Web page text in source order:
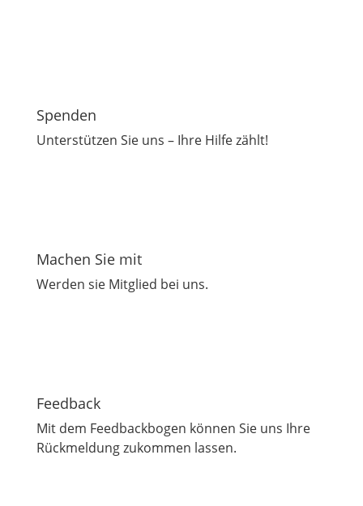
Spenden
Unterstützen Sie uns – Ihre Hilfe zählt!
Machen Sie mit
Werden sie Mitglied bei uns.
Feedback
Mit dem Feedbackbogen können Sie uns Ihre
Rückmeldung zukommen lassen.